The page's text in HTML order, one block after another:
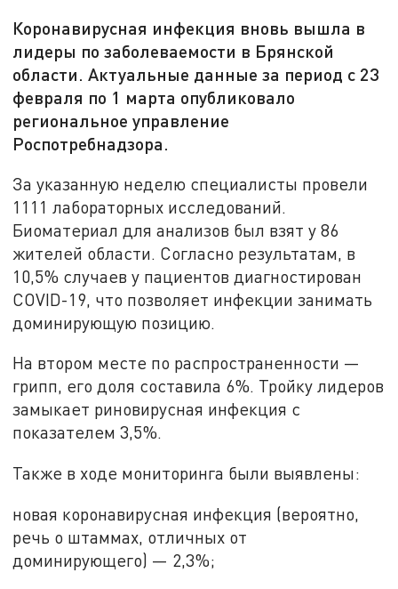
Коронавирусная инфекция вновь вышла в
лидеры по заболеваемости в Брянской
области. Актуальные данные за период с 23
февраля по 1 марта опубликовало
региональное управление
Роспотребнадзора.
За указанную неделю специалисты провели
1111 лабораторных исследований.
Биоматериал для анализов был взят у 86
жителей области. Согласно результатам, в
10,5% случаев у пациентов диагностирован
COVID-19, что позволяет инфекции занимать
доминирующую позицию.
На втором месте по распространенности —
грипп, его доля составила 6%. Тройку лидеров
замыкает риновирусная инфекция с
показателем 3,5%.
Также в ходе мониторинга были выявлены:
новая коронавирусная инфекция (вероятно,
речь о штаммах, отличных от
доминирующего) — 2,3%;